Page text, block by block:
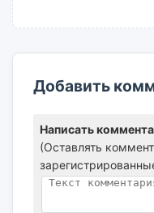
Добавить
Написать
(Оставлять